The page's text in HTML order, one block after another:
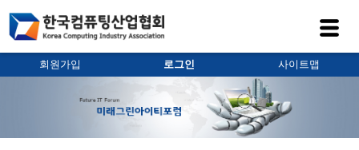
회원가입 로그인 사이트맵